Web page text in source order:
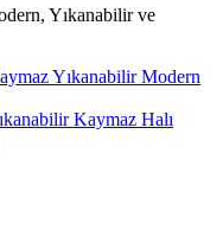
Yıkanabilir ve
Yıkanabilir Modern
Kaymaz Halı